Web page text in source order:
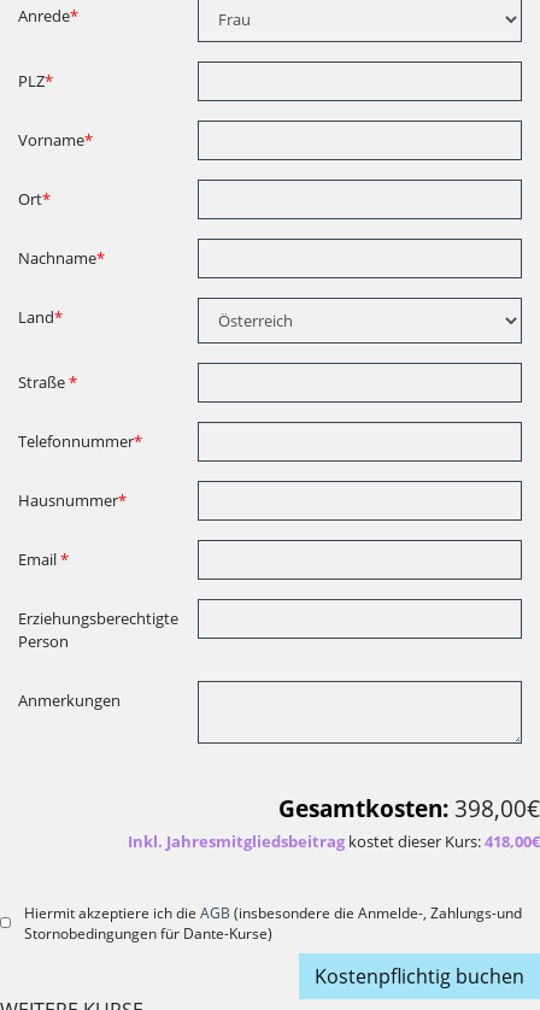
Anrede*
PLZ*
Vorname*
Ort*
Nachname*
Land*
Straße*
Telefonnummer*
Hausnummer*
Email*
Erziehungsberechtigte
Person
Anmerkungen
Gesamtkosten:398,00€
Inkl. Jahresmitgliedsbeitrag kostet dieser Kurs:418,00€
Hiermit akzeptiere ich dieAGB (insbesondere die Anmelde-, Zahlungs-und
Stornobedingungen für Dante-Kurse)
Kostenpflichtig buchen